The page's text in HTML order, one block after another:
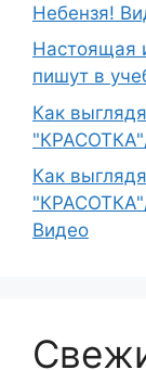
Небензя!
Настоящая
пишут в
Как
Как
Видео